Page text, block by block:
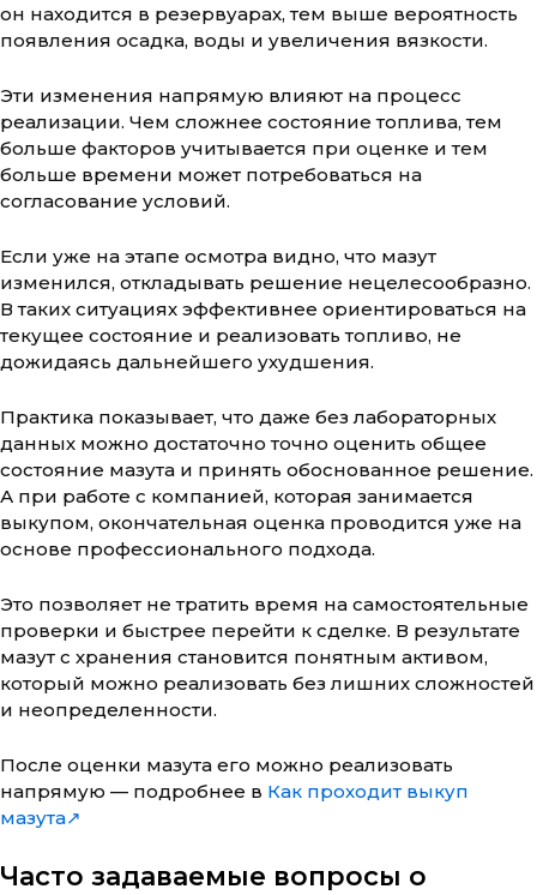
он находится в резервуарах, тем выше вероятность
появления осадка, воды и увеличения вязкости.
Эти изменения напрямую влияют на процесс
реализации. Чем сложнее состояние топлива, тем
больше факторов учитывается при оценке и тем
больше времени может потребоваться на
согласование условий.
Если уже на этапе осмотра видно, что мазут
изменился, откладывать решение нецелесообразно.
В таких ситуациях эффективнее ориентироваться на
текущее состояние и реализовать топливо, не
дожидаясь дальнейшего ухудшения.
Практика показывает, что даже без лабораторных
данных можно достаточно точно оценить общее
состояние мазута и принять обоснованное решение.
А при работе с компанией, которая занимается
выкупом, окончательная оценка проводится уже на
основе профессионального подхода.
Это позволяет не тратить время на самостоятельные
проверки и быстрее перейти к сделке. В результате
мазут с хранения становится понятным активом,
который можно реализовать без лишних сложностей
и неопределенности.
После оценки мазута его можно реализовать
напрямую — подробнее в Как проходит выкуп
мазута↗
Часто задаваемые вопросы о